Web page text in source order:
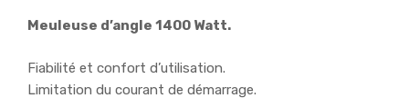
Meuleuse d’angle 1400 Watt.
Fiabilité et confort d’utilisation.
Limitation du courant de démarrage.